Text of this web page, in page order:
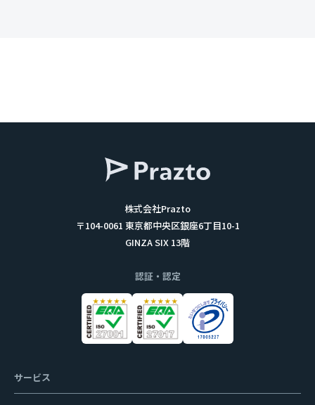
株式会社Prazto
〒104-0061 東京都中央区銀座6丁目10-1
GINZA SIX 13階
認証・認定
サービス